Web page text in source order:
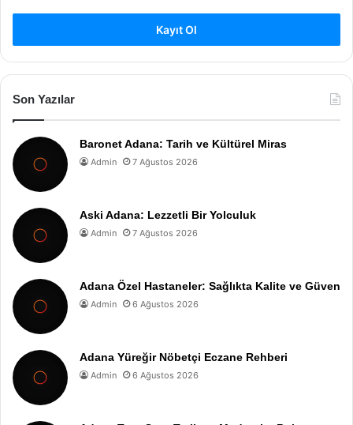
Kayıt Ol
Son Yazılar
Baronet Adana: Tarih ve Kültürel Miras
Admin 7 Ağustos 2026
Aski Adana: Lezzetli Bir Yolculuk
Admin 7 Ağustos 2026
Adana Özel Hastaneler: Sağlıkta Kalite ve Güven
Admin 6 Ağustos 2026
Adana Yüreğir Nöbetçi Eczane Rehberi
Admin 6 Ağustos 2026